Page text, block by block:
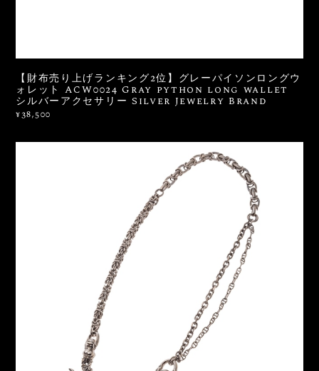
【財布売り上げランキング2位】グレーパイソンロングウ
ォレット ACW0024 Gray python long wallet
シルバーアクセサリー Silver Jewelry Brand
¥38,500